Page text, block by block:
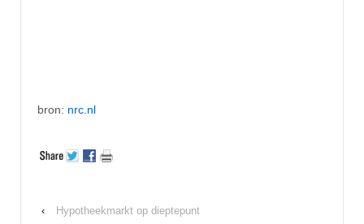
bron: nrc.nl
‹
Hypotheekmarkt op dieptepunt